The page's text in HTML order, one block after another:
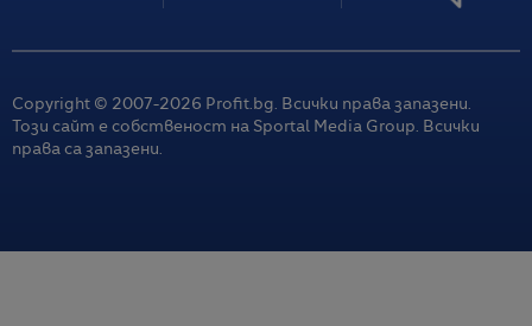
Copyright © 2007-2026 Profit.bg. Всички права запазени.
Този сайт е собственост на Sportal Media Group. Всички
права са запазени.